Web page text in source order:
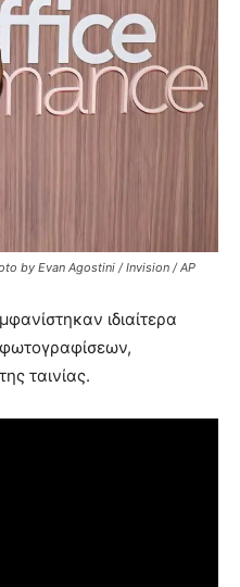
by Evan Agostini / Invision / AP
ιδιαίτερα
ταινίας.